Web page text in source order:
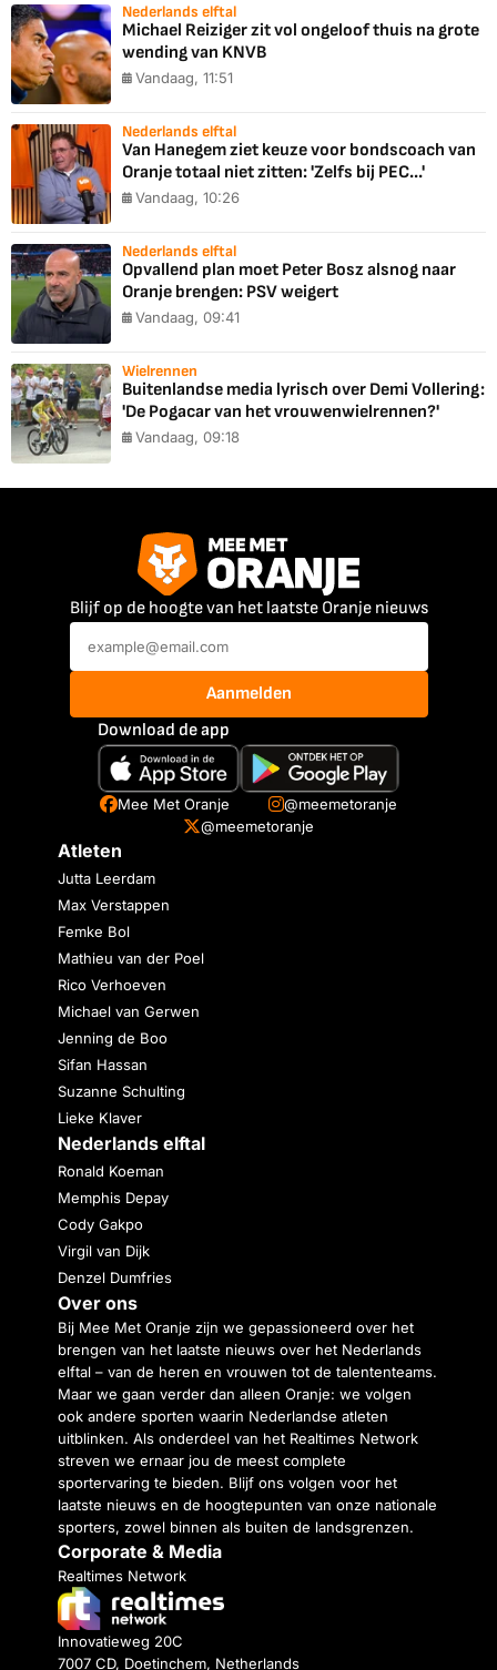
Nederlands elftal
Michael Reiziger zit vol ongeloof thuis na grote
wending van KNVB
Vandaag, 11:51
Nederlands elftal
Van Hanegem ziet keuze voor bondscoach van
Oranje totaal niet zitten: 'Zelfs bij PEC...'
Vandaag, 10:26
Nederlands elftal
Opvallend plan moet Peter Bosz alsnog naar
Oranje brengen: PSV weigert
Vandaag, 09:41
Wielrennen
Buitenlandse media lyrisch over Demi Vollering:
'De Pogacar van het vrouwenwielrennen?'
Vandaag, 09:18
Blijf op de hoogte van het laatste Oranje nieuws
Aanmelden
Download de app
Mee Met Oranje
@meemetoranje
@meemetoranje
Atleten
Jutta Leerdam
Max Verstappen
Femke Bol
Mathieu van der Poel
Rico Verhoeven
Michael van Gerwen
Jenning de Boo
Sifan Hassan
Suzanne Schulting
Lieke Klaver
Nederlands elftal
Ronald Koeman
Memphis Depay
Cody Gakpo
Virgil van Dijk
Denzel Dumfries
Over ons
Bij Mee Met Oranje zijn we gepassioneerd over het
brengen van het laatste nieuws over het Nederlands
elftal – van de heren en vrouwen tot de talententeams.
Maar we gaan verder dan alleen Oranje: we volgen
ook andere sporten waarin Nederlandse atleten
uitblinken. Als onderdeel van het Realtimes Network
streven we ernaar jou de meest complete
sportervaring te bieden. Blijf ons volgen voor het
laatste nieuws en de hoogtepunten van onze nationale
sporters, zowel binnen als buiten de landsgrenzen.
Corporate & Media
Realtimes Network
Innovatieweg 20C
7007 CD, Doetinchem, Netherlands